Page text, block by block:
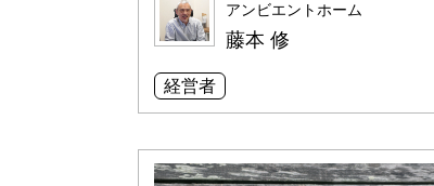
アンビエントホーム
藤本 修
経営者